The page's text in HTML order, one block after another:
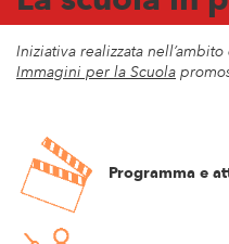
Primaria
Secondaria ll grado
Prossimi appuntamenti
Iniziativa realizzata
Immagini per la Scuola
Programma e